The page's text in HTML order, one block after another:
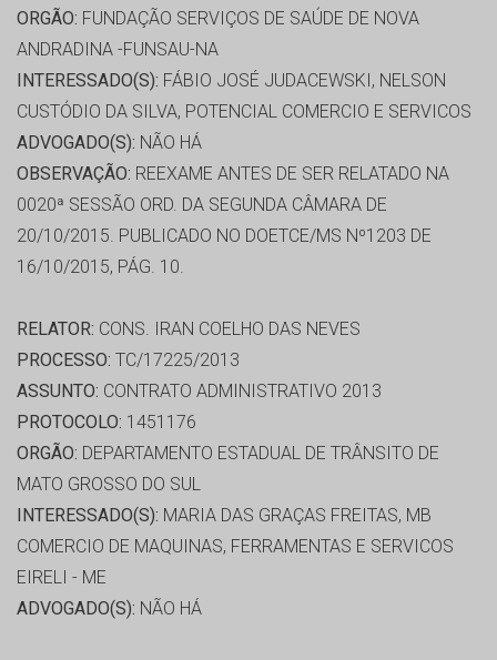
ORGÃO: FUNDAÇÃO SERVIÇOS DE SAÚDE DE NOVA
ANDRADINA -FUNSAU-NA
INTERESSADO(S): FÁBIO JOSÉ JUDACEWSKI, NELSON
CUSTÓDIO DA SILVA, POTENCIAL COMERCIO E SERVICOS
ADVOGADO(S): NÃO HÁ
OBSERVAÇÃO: REEXAME ANTES DE SER RELATADO NA
0020ª SESSÃO ORD. DA SEGUNDA CÂMARA DE
20/10/2015. PUBLICADO NO DOETCE/MS Nº1203 DE
16/10/2015, PÁG. 10.
RELATOR: CONS. IRAN COELHO DAS NEVES
PROCESSO: TC/17225/2013
ASSUNTO: CONTRATO ADMINISTRATIVO 2013
PROTOCOLO: 1451176
ORGÃO: DEPARTAMENTO ESTADUAL DE TRÂNSITO DE
MATO GROSSO DO SUL
INTERESSADO(S): MARIA DAS GRAÇAS FREITAS, MB
COMERCIO DE MAQUINAS, FERRAMENTAS E SERVICOS
EIRELI - ME
ADVOGADO(S): NÃO HÁ